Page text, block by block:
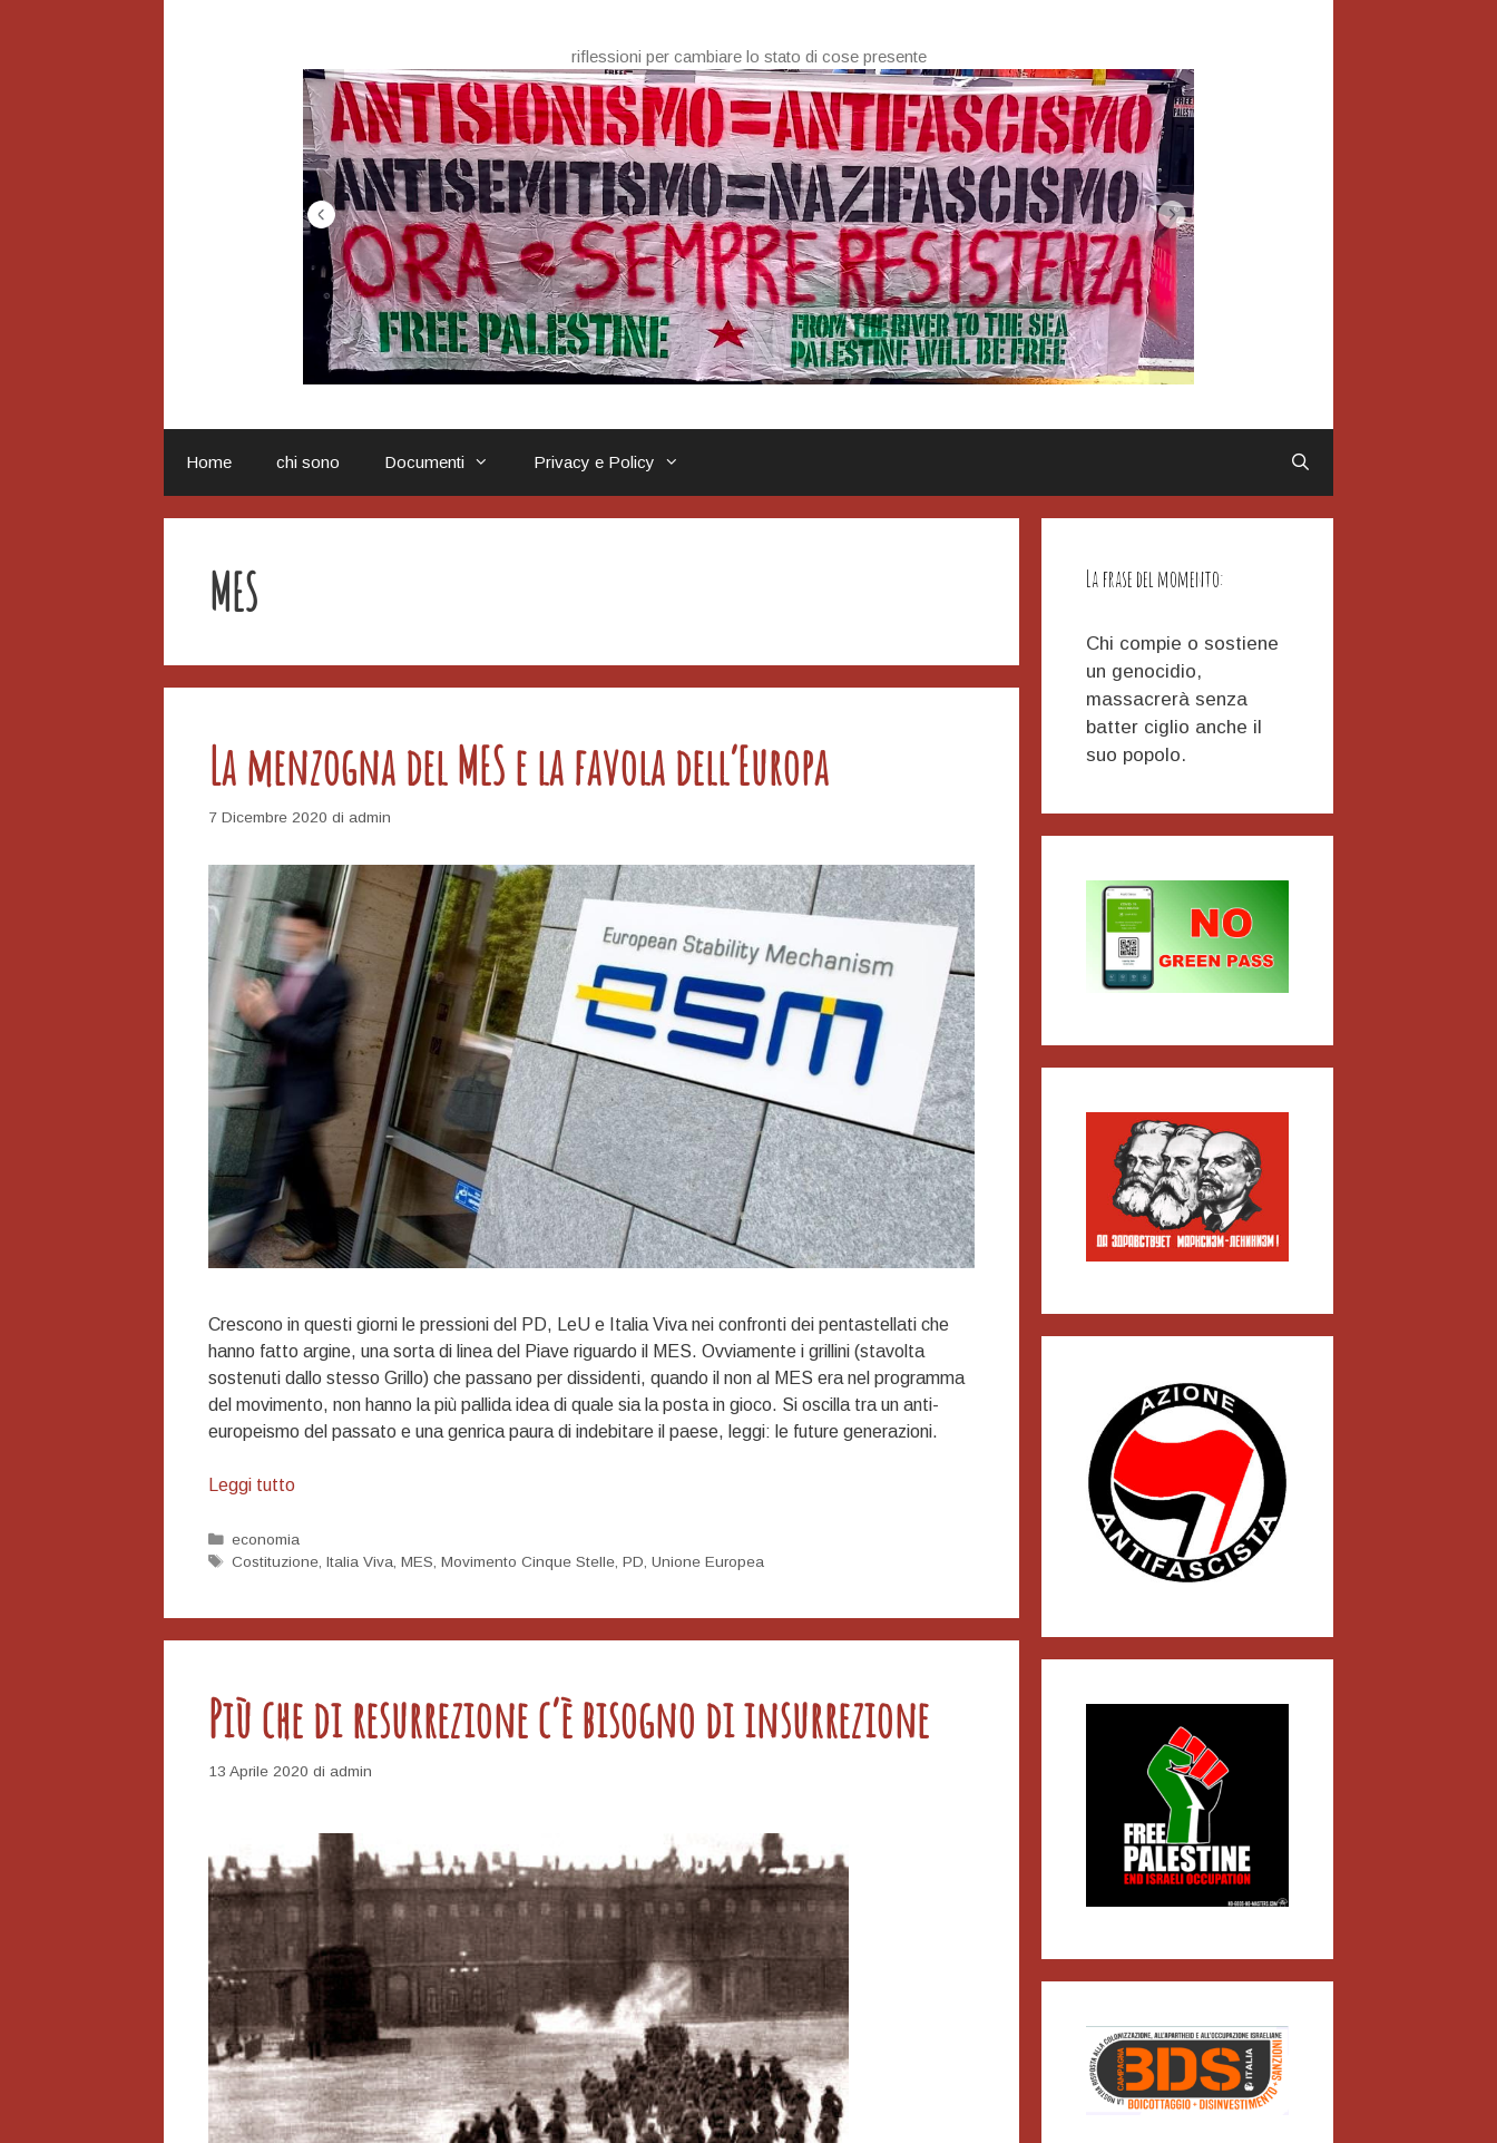
riflessioni per cambiare lo stato di cose presente
Home chi sono Documenti Privacy e Policy
MES
La menzogna del MES e la favola dell’Europa
7 Dicembre 2020 di admin
Crescono in questi giorni le pressioni del PD, LeU e Italia Viva nei confronti dei pentastellati che
hanno fatto argine, una sorta di linea del Piave riguardo il MES. Ovviamente i grillini (stavolta
sostenuti dallo stesso Grillo) che passano per dissidenti, quando il non al MES era nel programma
del movimento, non hanno la più pallida idea di quale sia la posta in gioco. Si oscilla tra un anti-
europeismo del passato e una genrica paura di indebitare il paese, leggi: le future generazioni.
Leggi tuttoLa
del
MES
la
favola
Categorie
economia
Tag
Costituzione,Italia Viva,MES,Movimento Cinque Stelle,PD,Unione Europea
Più che di resurrezione c’è bisogno di insurrezione
13 Aprile 2020 di admin
La frase del momento:
Chi compie o sostiene
un genocidio,
massacrerà senza
batter ciglio anche il
suo popolo.